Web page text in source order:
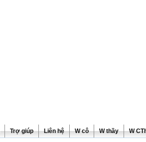
Trợ giúp Liên hệ W cô W thầy W